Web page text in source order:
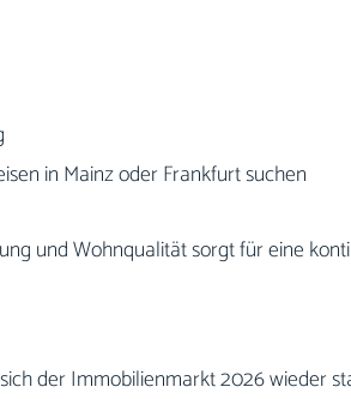
in Mainz oder Frankfurt suchen
und Wohnqualität sorgt für eine
der Immobilienmarkt 2026 wieder